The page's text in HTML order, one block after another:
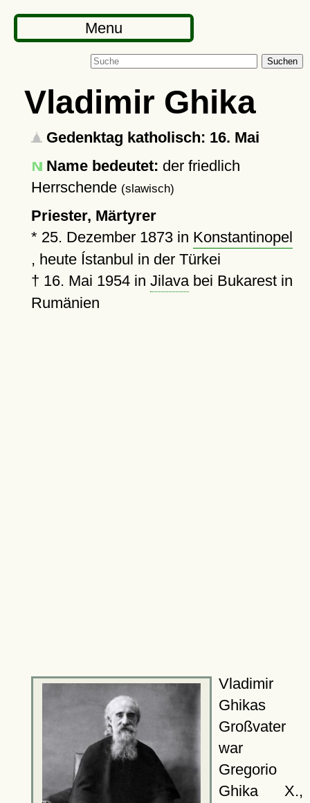
Menu
Suchen
Vladimir Ghika
Gedenktag katholisch: 16. Mai
Name bedeutet: der friedlich
Herrschende (slawisch)
Priester, Märtyrer
* 25. Dezember 1873in Konstantinopel
, heute Ístanbul in der Türkei
† 16. Mai 1954in Jilavabei Bukarest in
Rumänien
Vladimir
Ghikas
Großvater
war
Gregorio
Ghika X.,